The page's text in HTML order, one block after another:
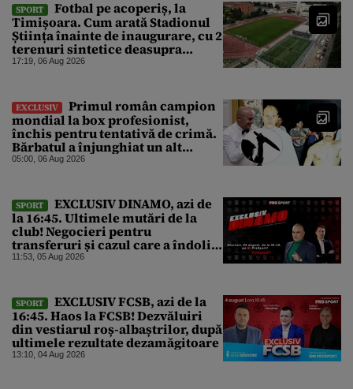
SPORT
Fotbal pe acoperiș, la
Timișoara. Cum arată Stadionul
Știința înainte de inaugurare, cu 2
terenuri sintetice deasupra
tribunei
17:19, 06 Aug 2026
EXCLUSIV
Primul român campion
mondial la box profesionist,
închis pentru tentativă de crimă.
Bărbatul a înjunghiat un alt
interlop periculos
05:00, 06 Aug 2026
SPORT
EXCLUSIV DINAMO, azi de
la 16:45. Ultimele mutări de la
club! Negocieri pentru
transferuri și cazul care a îndoliat
Dinamo
11:53, 05 Aug 2026
SPORT
EXCLUSIV FCSB, azi de la
16:45. Haos la FCSB! Dezvăluiri
din vestiarul roș-albaștrilor, după
ultimele rezultate dezamăgitoare
13:10, 04 Aug 2026